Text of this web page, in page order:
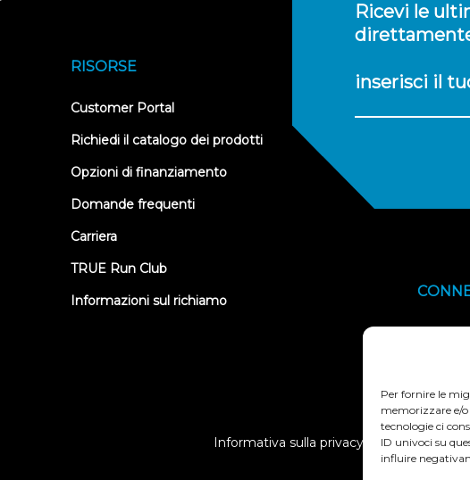
Per fornire le
memorizzare e/o
tecnologie ci
ID univoci su
influire
Ricevi le
inserisci il
RISORSE
Customer Portal(opens
new
Richiedi il catalogo dei prodotti
Opzioni di finanziamento
Domande frequenti
Carriera
TRUE Run Club
Informazioni sul richiamo
Informativa sulla privacy Termini